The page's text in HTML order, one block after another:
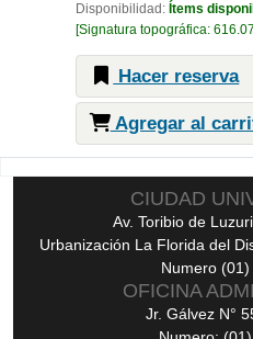
Disponibilidad: Ítems
Signatura topográfica:
Hacer reserva
Agregar al
CIUDAD
Av. Toribio de
Urbanización La Florida del
Numero
OFICINA
Jr. Gálvez N°